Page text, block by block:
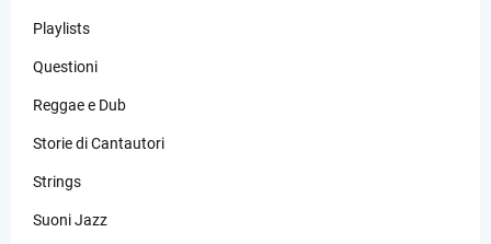
Playlists
Questioni
Reggae e Dub
Storie di Cantautori
Strings
Suoni Jazz